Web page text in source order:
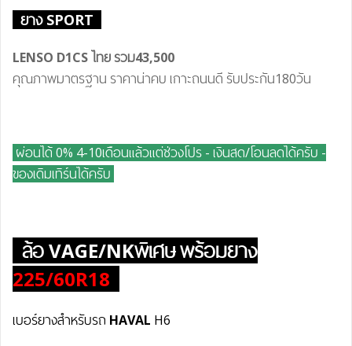
ยาง SPORT
LENSO D1CS ไทย รวม43,500
คุณภาพมาตรฐาน ราคาน่าคบ เกาะถนนดี รับประกัน180วัน
ผ่อนได้ 0% 4-10เดือนแล้วแต่ช่วงโปร - เงินสด/โอนลดได้ครับ -
ของเดิมเทิร์นได้ครับ
ล้อVAGE/NKพิเศษพร้อมยาง
225/60R18
เบอร์ยางสำหรับรถ HAVAL H6